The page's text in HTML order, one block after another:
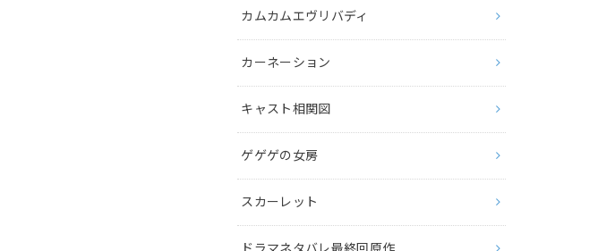
カムカムエヴリバディ
カーネーション
キャスト相関図
ゲゲゲの女房
スカーレット
ドラマネタバレ最終回原作